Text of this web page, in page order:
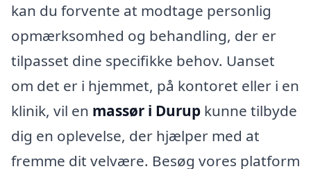
kan du forvente at modtage personlig
opmærksomhed og behandling, der er
tilpasset dine specifikke behov. Uanset
om det er i hjemmet, på kontoret eller i en
klinik, vil en massør i Durup kunne tilbyde
dig en oplevelse, der hjælper med at
fremme dit velvære. Besøg vores platform